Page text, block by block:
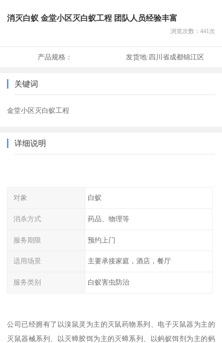
消灭白蚁 金堂小区灭白蚁工程 团队人员经验丰富
浏览次数： 441次
产品规格： 发货地:四川省成都锦江区
关键词
金堂小区灭白蚁工程
详细说明
对象 白蚁
消杀方式 药品、物理等
服务期限 预约上门
适用场景 主要承接家庭，酒店，餐厅
服务类别 白蚁害虫防治
公司已经拥有了以溴鼠灵为主的灭鼠药物系列、电子灭鼠器为主的
灭鼠器械系列、以灭蟑胶饵为主的灭蟑系列、以蚂蚁饵剂为主的蚂